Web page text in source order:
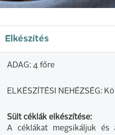
Elkészítés
ADAG: 4 főre
ELKÉSZÍTÉSI NEHÉZSÉG:
Sült céklák elkészítése:
A céklákat megsikáljuk és